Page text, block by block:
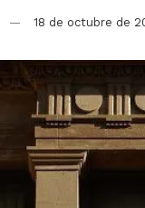
18 de octubre de